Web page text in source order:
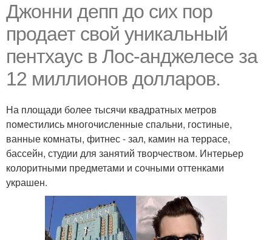
Джонни депп до сих пор
продает свой уникальный
пентхаус в Лос-анджелесе за
12 миллионов долларов.
На площади более тысячи квадратных метров
поместились многочисленные спальни, гостиные,
ванные комнаты, фитнес - зал, камин на террасе,
бассейн, студии для занятий творчеством. Интерьер
колоритными предметами и сочными оттенками
украшен.